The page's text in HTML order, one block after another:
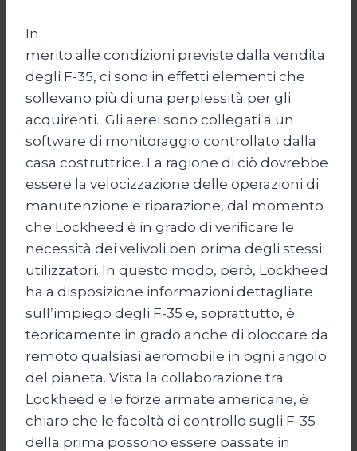
In
merito alle condizioni previste dalla vendita
degli F-35, ci sono in effetti elementi che
sollevano più di una perplessità per gli
acquirenti. Gli aerei sono collegati a un
software di monitoraggio controllato dalla
casa costruttrice. La ragione di ciò dovrebbe
essere la velocizzazione delle operazioni di
manutenzione e riparazione, dal momento
che Lockheed è in grado di verificare le
necessità dei velivoli ben prima degli stessi
utilizzatori. In questo modo, però, Lockheed
ha a disposizione informazioni dettagliate
sull’impiego degli F-35 e, soprattutto, è
teoricamente in grado anche di bloccare da
remoto qualsiasi aeromobile in ogni angolo
del pianeta. Vista la collaborazione tra
Lockheed e le forze armate americane, è
chiaro che le facoltà di controllo sugli F-35
della prima possono essere passate in